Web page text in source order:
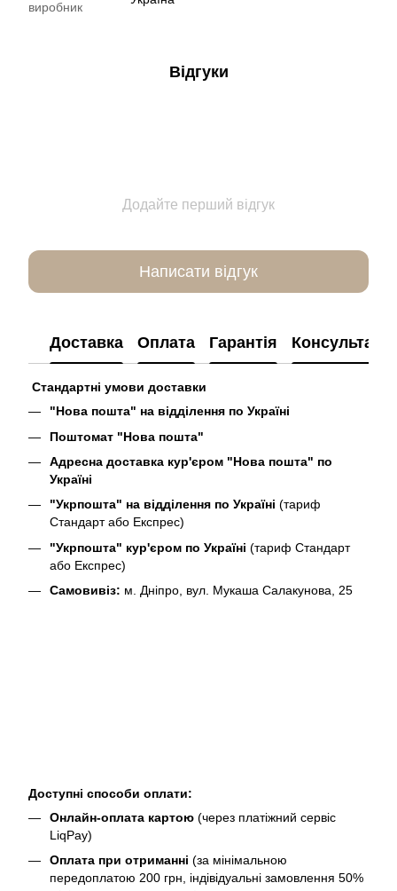
виробник
Відгуки
Додайте перший відгук
Написати відгук
Доставка Оплата Гарантія Консультація
Стандартні умови доставки
"Нова пошта" на відділення по Україні
Поштомат "Нова пошта"
Адресна доставка кур'єром "Нова пошта" по
Україні
"Укрпошта" на відділення по Україні (тариф
Стандарт або Експрес)
"Укрпошта" кур'єром по Україні (тариф Стандарт
або Експрес)
Самовивіз: м. Дніпро, вул. Мукаша Салакунова, 25
Доступні способи оплати:
Онлайн-оплата картою (через платіжний сервіс
LiqPay)
Оплата при отриманні (за мінімальною
передоплатою 200 грн, індівідуальні замовлення 50%